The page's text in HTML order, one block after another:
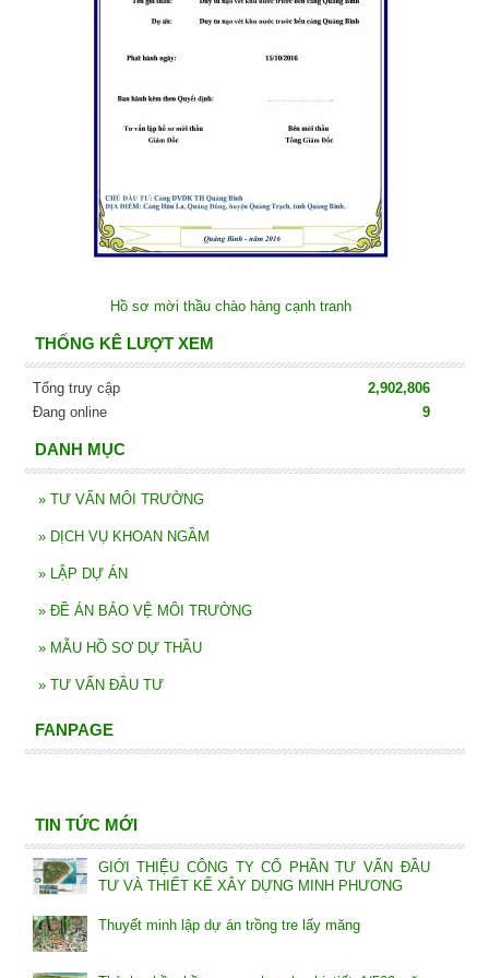
Hồ sơ mời thầu chào hàng cạnh tranh
THỐNG KÊ LƯỢT XEM
Tổng truy cập
2,902,806
Đang online
9
DANH MỤC
» TƯ VẤN MÔI TRƯỜNG
» DỊCH VỤ KHOAN NGẦM
» LẬP DỰ ÁN
» ĐỀ ÁN BẢO VỆ MÔI TRƯỜNG
» MẪU HỒ SƠ DỰ THẦU
» TƯ VẤN ĐẦU TƯ
FANPAGE
TIN TỨC MỚI
GIỚI THIỆU CÔNG TY CỔ PHẦN TƯ VẤN ĐẦU
TƯ VÀ THIẾT KẾ XÂY DỰNG MINH PHƯƠNG
Thuyết minh lập dự án trồng tre lấy măng